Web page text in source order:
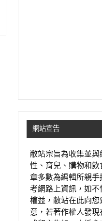
網站宣告
敝站宗旨為收集並
性、育兒、購物和
章多數為編輯所親
考網路上資訊，如
權益，敝站在此向
意，若著作權人發